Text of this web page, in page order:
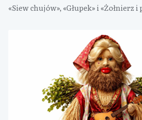
«Siew chujów», «Głupek» i «Żołnierz i